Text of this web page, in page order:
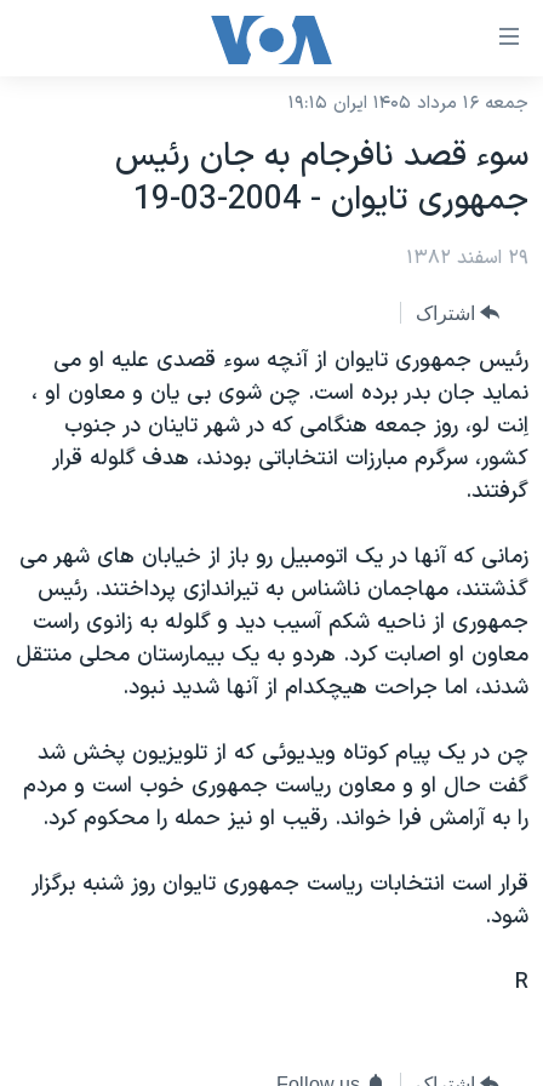
لینکهای
دسترسی
جهش
محتوای
اصلی
صفحه
اصلی
جهش
به
جستجو
نسخه سبک وب‌سایت
موضوع ها
ایران
آمریکا
ورزشی
گزیده‌ها
ویژه برنامه‌ها
فرهنگ و زندگی
حقوق شهروندی
اقتصادی
علم و فناوری
اسرائیل در جنگ
گالری عکس
آرشیو پخش زنده
برنامه های تلویزیونی
جدول برنامه ها
صفحه‌های ویژه
جام جهانی ۲۰۲۶
عملیات خشم حماسی
مستندها
انتخابات ریاست جمهوری آمریکا ۲۰۲۴
حمله جمهوری اسلامی به اسرائیل
رمز مهسا
ورزش زنان در ایران
اعتراضات زن، زندگی، آزادی
مجموعه مستندهای دادخواهی
تریبونال مردمی آبان ۹۸
دادگاه حمید نوری
فرکانس‌های صدای آمریکا
پخش رادیویی
یادگیری زبان انگلیسی
دنبال کنید
جمعه ۱۶ مرداد ۱۴۰۵ ایران ۱۹:۱۵
سوء قصد نافرجام به جان رئيس
جمهوری تايوان - 2004-03-19
۲۹ اسفند ۱۳۸۲
اشتراک
رئيس جمهوری تايوان از آنچه سوء قصدی عليه او می
نمايد جان بدر برده است. چن شوی بی يان و معاون او ،
اِنت لو، روز جمعه هنگامی که در شهر تاينان در جنوب
کشور، سرگرم مبارزات انتخاباتی بودند، هدف گلوله قرار
گرفتند.
زمانی که آنها در يک اتومبيل رو باز از خيابان های شهر می
گذشتند، مهاجمان ناشناس به تيراندازی پرداختند. رئيس
جمهوری از ناحيه شکم آسيب ديد و گلوله به زانوی راست
معاون او اصابت کرد. هردو به يک بيمارستان محلی منتقل
شدند، اما جراحت هيچکدام از آنها شديد نبود.
چن در يک پيام کوتاه ويديوئی که از تلويزيون پخش شد
گفت حال او و معاون رياست جمهوری خوب است و مردم
را به آرامش فرا خواند. رقيب او نيز حمله را محکوم کرد.
قرار است انتخابات رياست جمهوری تايوان روز شنبه برگزار
شود.
R